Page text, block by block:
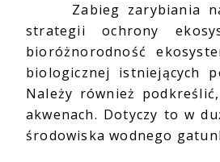
Zabieg zarybiania
strategii ochrony
bioróżnorodność
biologicznej istniejących
Należy również
akwenach. Dotyczy to w
środowiska wodnego